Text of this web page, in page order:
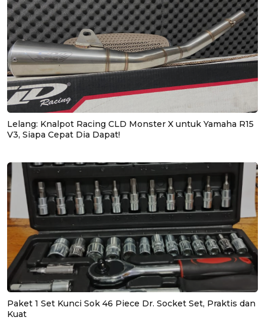
Lelang: Knalpot Racing CLD Monster X untuk Yamaha R15
V3, Siapa Cepat Dia Dapat!
Paket 1 Set Kunci Sok 46 Piece Dr. Socket Set, Praktis dan
Kuat